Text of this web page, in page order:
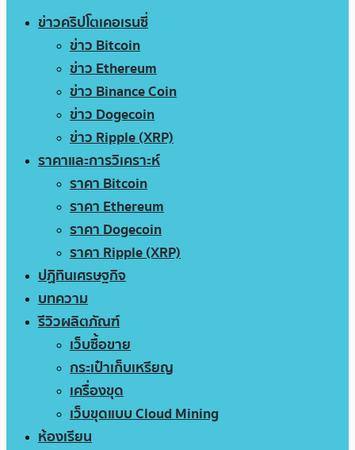
ข่าวคริปโตเคอเรนซี่
ข่าว Bitcoin
ข่าว Ethereum
ข่าว Binance Coin
ข่าว Dogecoin
ข่าว Ripple (XRP)
ราคาและการวิเคราะห์
ราคา Bitcoin
ราคา Ethereum
ราคา Dogecoin
ราคา Ripple (XRP)
ปฏิทินเศรษฐกิจ
บทความ
รีวิวผลิตภัณฑ์
เว็บซื้อขาย
กระเป๋าเก็บเหรียญ
เครื่องขุด
เว็บขุดแบบ Cloud Mining
ห้องเรียน